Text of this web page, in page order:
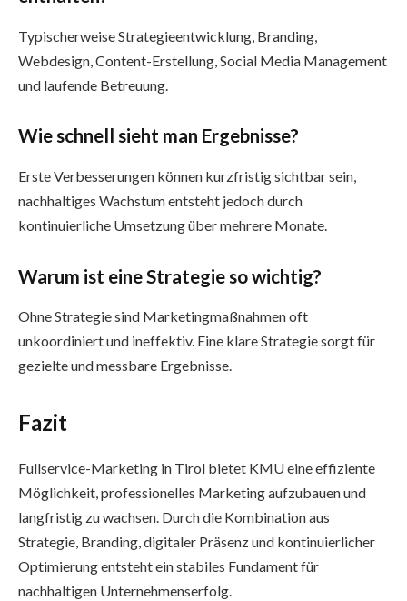
Typischerweise Strategieentwicklung, Branding,
Webdesign, Content-Erstellung, Social Media Management
und laufende Betreuung.
Wie schnell sieht man Ergebnisse?
Erste Verbesserungen können kurzfristig sichtbar sein,
nachhaltiges Wachstum entsteht jedoch durch
kontinuierliche Umsetzung über mehrere Monate.
Warum ist eine Strategie so wichtig?
Ohne Strategie sind Marketingmaßnahmen oft
unkoordiniert und ineffektiv. Eine klare Strategie sorgt für
gezielte und messbare Ergebnisse.
Fazit
Fullservice-Marketing in Tirol bietet KMU eine effiziente
Möglichkeit, professionelles Marketing aufzubauen und
langfristig zu wachsen. Durch die Kombination aus
Strategie, Branding, digitaler Präsenz und kontinuierlicher
Optimierung entsteht ein stabiles Fundament für
nachhaltigen Unternehmenserfolg.